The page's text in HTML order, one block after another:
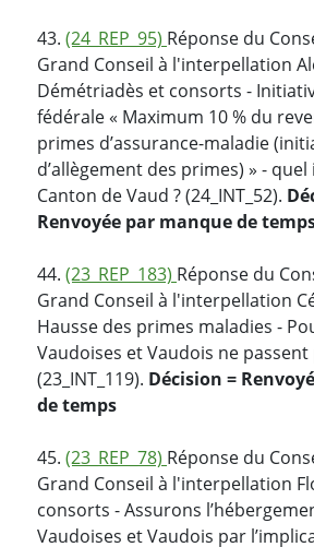
43. (24_REP_95) Réponse du
Grand Conseil à l'interpellation
Démétriadès et consorts -
fédérale « Maximum 10 % du
primes d’assurance-maladie
d’allègement des primes) » -
Canton de Vaud ? (24_INT_52).
Renvoyée par manque de
44. (23_REP_183) Réponse du
Grand Conseil à l'interpellation
Hausse des primes maladies -
Vaudoises et Vaudois ne passent
(23_INT_119). Décision =
de temps
45. (23_REP_78) Réponse du
Grand Conseil à l'interpellation
consorts - Assurons
Vaudoises et Vaudois par